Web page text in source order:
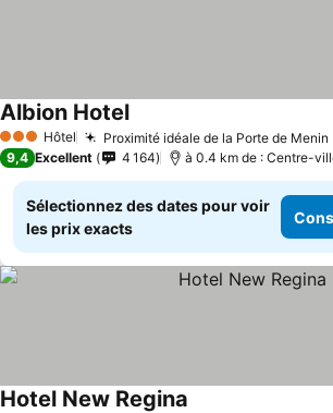
3 ÉtoilesHôtel Proximité idéale de la Porte de Menin
Albion Hotel
9,4 Excellent 4 164 à 0.4 km de : Centre-
Sélectionnez des dates pour voir
les prix exacts
Hotel New Regina